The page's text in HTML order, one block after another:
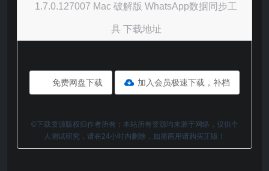
1.7.0.127007 Mac 破解版 WhatsApp数据同步工
具 下载地址
免费网盘下载 加入会员极速下载，补档
©下载资源版权归作者所有；本站所有资源均来源于网络，仅供个
人测试研究，请在24小时内删除，如需商用请购买正版！